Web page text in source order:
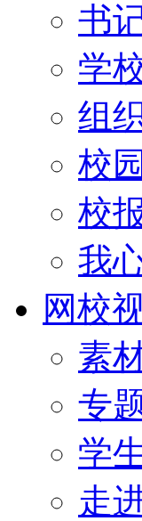
书
学
组
校
校
我
网校
素
专
学
走